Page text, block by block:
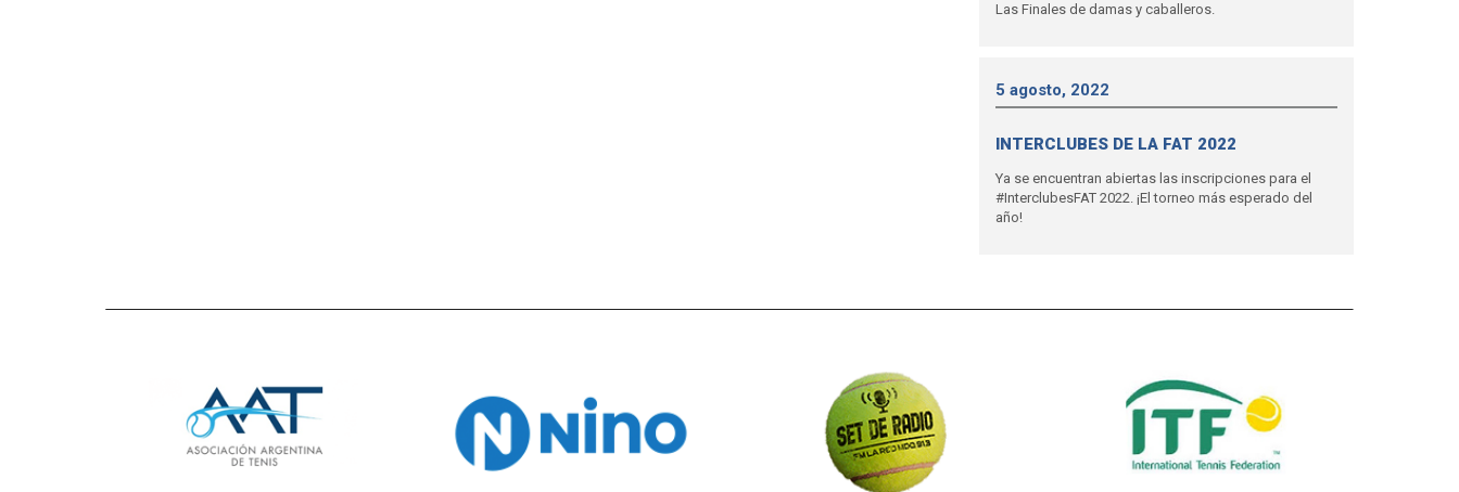
Las Finales de damas y caballeros.
5 agosto, 2022
INTERCLUBES DE LA FAT 2022
Ya se encuentran abiertas las inscripciones para el
#InterclubesFAT 2022. ¡El torneo más esperado del
año!